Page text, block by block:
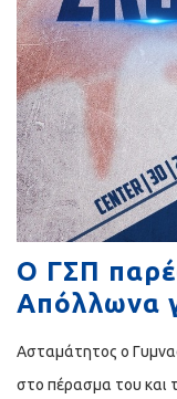
O ΓΣΠ
Απόλλωνα
Ασταμάτητος ο
στο πέρασμα του και